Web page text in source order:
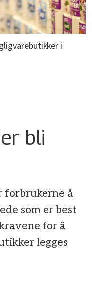
i
bli
forbrukerne å
som er best
for å
legges